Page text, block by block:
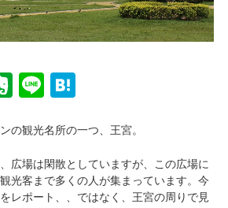
Evernote
Line
の観光名所の一つ、王宮。
広場は閑散としていますが、この広場に
光客まで多くの人が集まっています。今
レポート、、ではなく、王宮の周りで見